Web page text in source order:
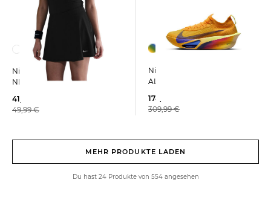
Nike | Damen Tennisrock
NIKE VICTORY Regular Fit
41,65 €
49,99 €
Nike | Herren Laufschuhe
ALPHAFLY 3
174,99 €
309,99 €
MEHR PRODUKTE LADEN
Du hast 24 Produkte von 554 angesehen